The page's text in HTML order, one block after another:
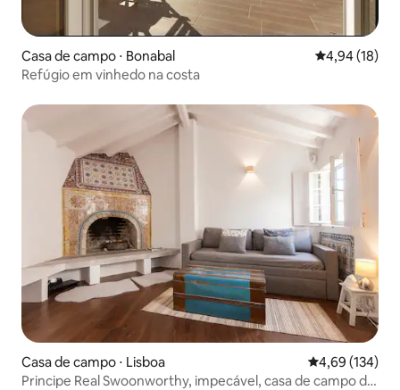
Casa de campo ⋅ Bonabal 4,94 de uma
4,94 (18)
Refúgio em vinhedo na costa
Casa de campo ⋅ Lisboa 4,69 de uma
4,69 (134)
Principe Real Swoonworthy, impecável, casa de campo de